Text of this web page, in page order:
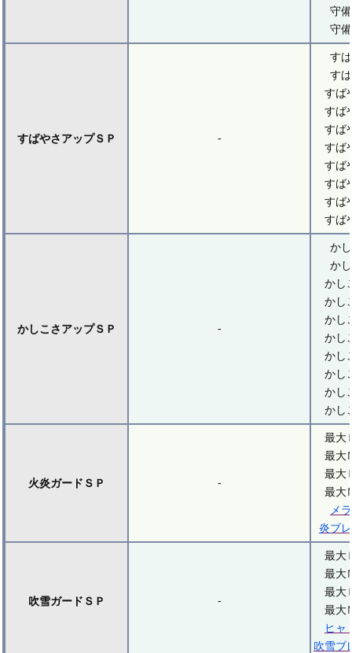
守
守
すばやさアップＳＰ -
す
す
すば
すば
すば
すば
すば
すば
すば
すば
かしこさアップＳＰ -
か
か
かし
かし
かし
かし
かし
かし
かし
かし
火炎ガードＳＰ -
最大
最大
最大
最大
メ
炎ブ
吹雪ガードＳＰ -
最大
最大
最大
最大
ヒャ
吹雪ブ